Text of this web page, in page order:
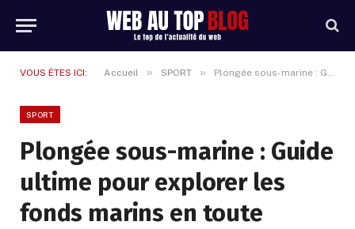
VOUS ÊTES ICI: Accueil » SPORT » Plongée sous-marine : Guide ultime pour explorer les fonds marins en toute sécurité et avec émerveillement
SPORT
Plongée sous-marine : Guide
ultime pour explorer les
fonds marins en toute